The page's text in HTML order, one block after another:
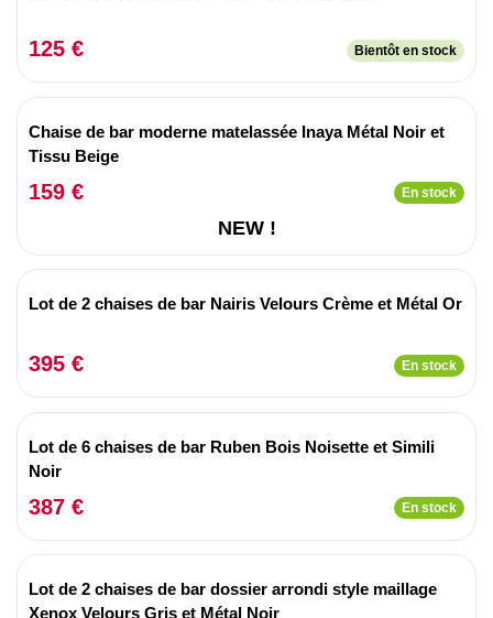
125 € Bientôt en stock
Chaise de bar moderne matelassée Inaya Métal Noir et
Tissu Beige
159 € En stock
NEW !
Lot de 2 chaises de bar Nairis Velours Crème et Métal Or
395 € En stock
Lot de 6 chaises de bar Ruben Bois Noisette et Simili
Noir
387 € En stock
Lot de 2 chaises de bar dossier arrondi style maillage
Xenox Velours Gris et Métal Noir